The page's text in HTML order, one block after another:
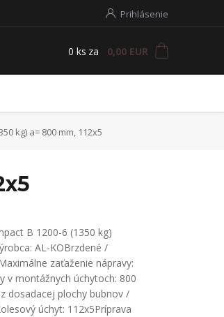
Prihlásenie
0 ks za 0,00 EUR
kg) a= 800 mm, 112x5
B 1200-6 (1350 kg)
AL-KOBrzdené /
zaťaženie nápravy:
v montážnych úchytoch: 800
dosadacej plochy bubnov /
úchyt: 112x5Príprava